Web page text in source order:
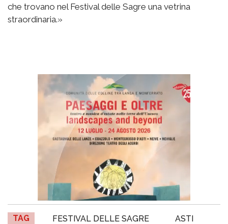
che trovano nel Festival delle Sagre una vetrina
straordinaria.»
TAG FESTIVAL DELLE SAGRE ASTI